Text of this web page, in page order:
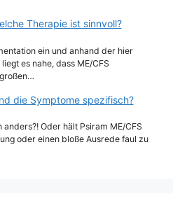
Therapie ist sinnvoll?
ein und anhand der hier
es nahe, dass ME/CFS
die Symptome spezifisch?
Oder hält Psiram ME/CFS
oder einen bloße Ausrede faul zu